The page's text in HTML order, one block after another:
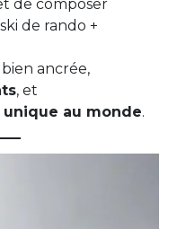
de composer
de rando +
ancrée,
, et
au monde.